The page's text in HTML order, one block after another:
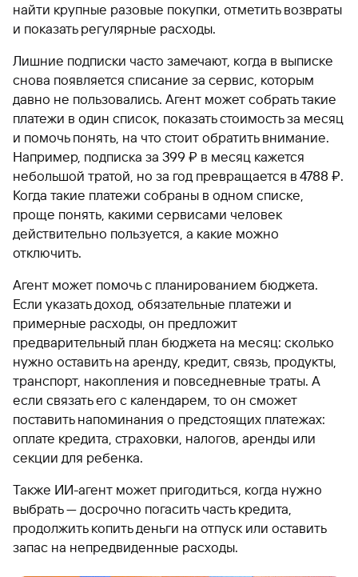
найти крупные разовые покупки, отметить возвраты
и показать регулярные расходы.
Лишние подписки часто замечают, когда в выписке
снова появляется списание за сервис, которым
давно не пользовались. Агент может собрать такие
платежи в один список, показать стоимость за месяц
и помочь понять, на что стоит обратить внимание.
Например, подписка за 399 ₽ в месяц кажется
небольшой тратой, но за год превращается в 4788 ₽.
Когда такие платежи собраны в одном списке,
проще понять, какими сервисами человек
действительно пользуется, а какие можно
отключить.
Агент может помочь с планированием бюджета.
Если указать доход, обязательные платежи и
примерные расходы, он предложит
предварительный план бюджета на месяц: сколько
нужно оставить на аренду, кредит, связь, продукты,
транспорт, накопления и повседневные траты. А
если связать его с календарем, то он сможет
поставить напоминания о предстоящих платежах:
оплате кредита, страховки, налогов, аренды или
секции для ребенка.
Также ИИ-агент может пригодиться, когда нужно
выбрать — досрочно погасить часть кредита,
продолжить копить деньги на отпуск или оставить
запас на непредвиденные расходы.